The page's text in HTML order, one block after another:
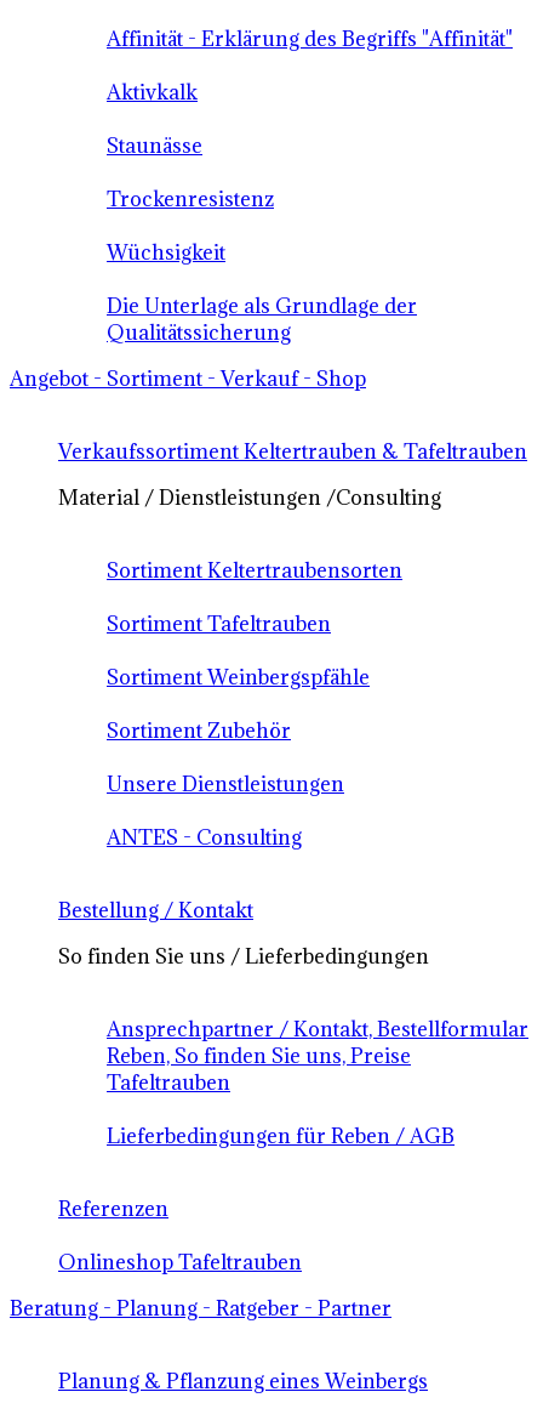
Affinität - Erklärung des Begriffs "Affinität"
Aktivkalk
Staunässe
Trockenresistenz
Wüchsigkeit
Die Unterlage als Grundlage der
Qualitätssicherung
Angebot - Sortiment - Verkauf - Shop
Verkaufssortiment Keltertrauben & Tafeltrauben
Material / Dienstleistungen /Consulting
Sortiment Keltertraubensorten
Sortiment Tafeltrauben
Sortiment Weinbergspfähle
Sortiment Zubehör
Unsere Dienstleistungen
ANTES - Consulting
Bestellung / Kontakt
So finden Sie uns / Lieferbedingungen
Ansprechpartner / Kontakt, Bestellformular
Reben, So finden Sie uns, Preise
Tafeltrauben
Lieferbedingungen für Reben / AGB
Referenzen
Onlineshop Tafeltrauben
Beratung - Planung - Ratgeber - Partner
Planung & Pflanzung eines Weinbergs